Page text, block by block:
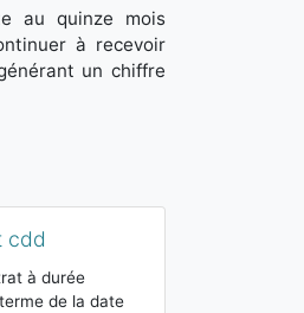
au quinze mois
à recevoir
un chiffre
cdd
à durée
de la date